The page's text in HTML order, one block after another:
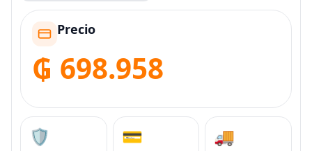
Precio
₲ 698.958
🛡️ 💳 🚚